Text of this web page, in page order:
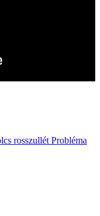
rosszullét Probléma